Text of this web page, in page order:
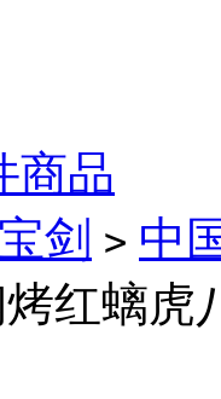
商品
剑 > 中
红螭虎